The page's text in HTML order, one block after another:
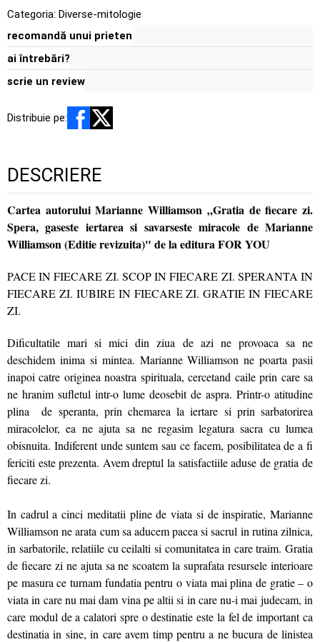
Categoria: Diverse-mitologie
recomandă unui prieten
ai întrebări?
scrie un review
Distribuie pe:
DESCRIERE
Cartea autorului Marianne Williamson „Gratia de fiecare zi.
Spera, gaseste iertarea si savarseste miracole de Marianne
Williamson (Editie revizuita)" de la editura FOR YOU
PACE IN FIECARE ZI. SCOP IN FIECARE ZI. SPERANTA IN
FIECARE ZI. IUBIRE IN FIECARE ZI. GRATIE IN FIECARE
ZI.
Dificultatile mari si mici din ziua de azi ne provoaca sa ne
deschidem inima si mintea. Marianne Williamson ne poarta pasii
inapoi catre originea noastra spirituala, cercetand caile prin care sa
ne hranim sufletul intr-o lume deosebit de aspra. Printr-o atitudine
plina de speranta, prin chemarea la iertare si prin sarbatorirea
miracolelor, ea ne ajuta sa ne regasim legatura sacra cu lumea
obisnuita. Indiferent unde suntem sau ce facem, posibilitatea de a fi
fericiti este prezenta. Avem dreptul la satisfactiile aduse de gratia de
fiecare zi.
In cadrul a cinci meditatii pline de viata si de inspiratie, Marianne
Williamson ne arata cum sa aducem pacea si sacrul in rutina zilnica,
in sarbatorile, relatiile cu ceilalti si comunitatea in care traim. Gratia
de fiecare zi ne ajuta sa ne scoatem la suprafata resursele interioare
pe masura ce turnam fundatia pentru o viata mai plina de gratie – o
viata in care nu mai dam vina pe altii si in care nu-i mai judecam, in
care modul de a calatori spre o destinatie este la fel de important ca
destinatia in sine, in care avem timp pentru a ne bucura de linistea